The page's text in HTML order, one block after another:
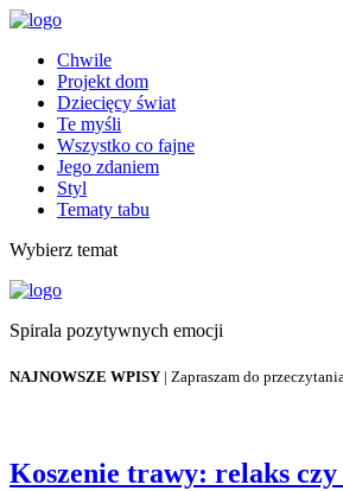
Chwile
Projekt dom
Dziecięcy świat
Te myśli
Wszystko co fajne
Jego zdaniem
Styl
Tematy tabu
Wybierz temat
Spirala pozytywnych emocji
NAJNOWSZE WPISY | Zapraszam do
Koszenie trawy: relaks